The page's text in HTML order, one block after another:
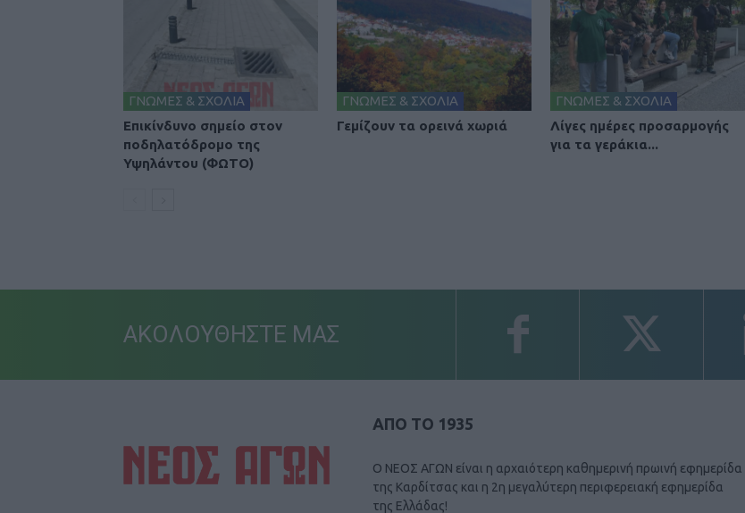
ΓΝΩΜΕΣ & ΣΧΟΛΙΑ
Επικίνδυνο σημείο στον
ποδηλατόδρομο της
Υψηλάντου (ΦΩΤΟ)
ΓΝΩΜΕΣ & ΣΧΟΛΙΑ
Γεμίζουν τα ορεινά χωριά
ΓΝΩΜΕΣ & ΣΧΟΛΙΑ
Λίγες ημέρες προσαρμογής
για τα γεράκια...
ΑΚΟΛΟΥΘΗΣΤΕ ΜΑΣ
ΑΠΟ ΤΟ 1935
Ο ΝΕΟΣ ΑΓΩΝ είναι η αρχαιότερη καθημερινή πρωινή εφημερίδα
της Καρδίτσας και η 2η μεγαλύτερη περιφερειακή εφημερίδα
της Ελλάδας!